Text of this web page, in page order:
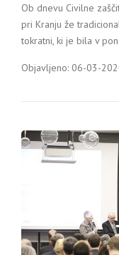
Ob dnevu Civilne
pri Kranju že
tokratni, ki je bila v
Objavljeno: 06-03-